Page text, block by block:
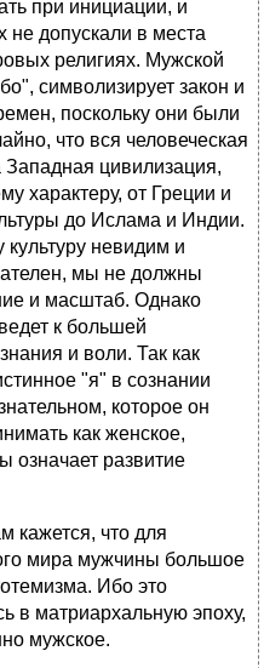
при инициации, и
не допускали в места
религиях. Мужской
символизирует закон и
поскольку они были
что вся человеческая
Западная цивилизация,
характеру, от Греции и
до Ислама и Индии.
невидим и
мы не должны
и масштаб. Однако
к большей
и воли. Так как
"я" в сознании
которое он
как женское,
означает развитие
кажется, что для
мира мужчины большое
Ибо это
в матриархальную эпоху,
мужское.